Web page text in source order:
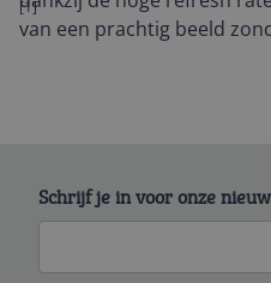
[1]
van een prachtig beeld
Schrijf je in voor onze